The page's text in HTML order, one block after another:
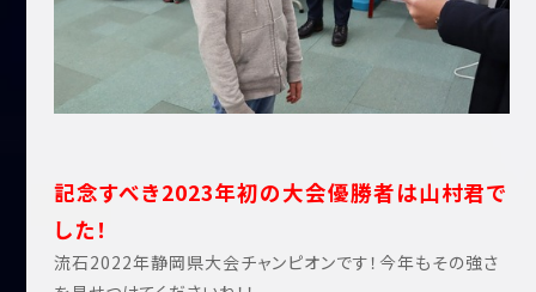
記念すべき2023年初の大会優勝者は山村君で
した！
流石2022年静岡県大会チャンピオンです！今年もその強さ